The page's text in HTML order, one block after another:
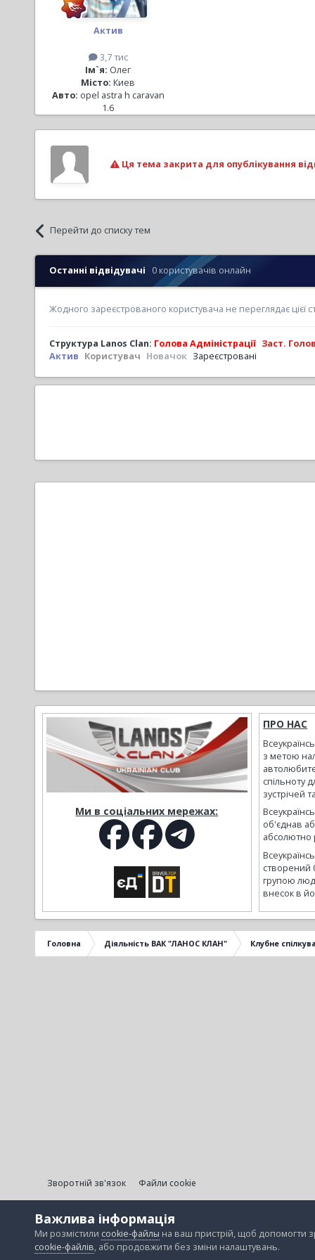
Актив
3,7 тис
Ім`я: Олег
Місто: Киев
Авто: opel astra h caravan
1.6
Ця тема закрита для опублікування
Перейти до списку тем
Останні відвідувачі 0 користувачів онлайн
Жодного зареєстрованого користувача не переглядає цієї
Структура Lanos Clan: Голова Адміністрації Заст.
Актив Користувач Новачок Зареєстровані
Ми в соціальних мережах:
ПРО НАС
з метою
спільноту
зустрічей
об'єднав
абсолютно
створений
групою
внесок в
Головна Діяльність ВАК "ЛАНОС КЛАН" Клубне
Зворотній зв'язок Файли cookie
Важлива інформація
Ми розмістили cookie-файлы на ваш пристрій, щоб допомогти
cookie-файлів, або продовжити без зміни налаштувань.